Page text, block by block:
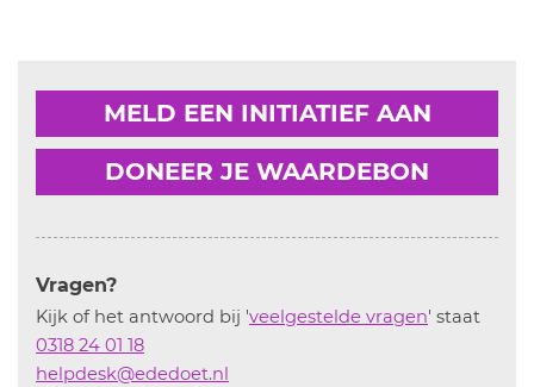
MELD EEN INITIATIEF AAN
DONEER JE WAARDEBON
Vragen?
Kijk of het antwoord bij 'veelgestelde vragen' staat
0318 24 01 18
helpdesk@ededoet.nl